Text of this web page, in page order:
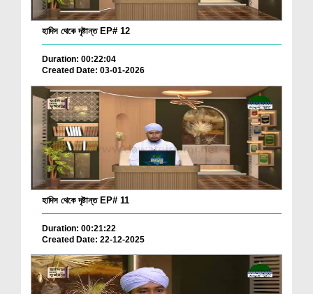
হাদিস থেকে দৃষ্টান্ত EP# 12
Duration: 00:22:04
Created Date: 03-01-2026
হাদিস থেকে দৃষ্টান্ত EP# 11
Duration: 00:21:22
Created Date: 22-12-2025